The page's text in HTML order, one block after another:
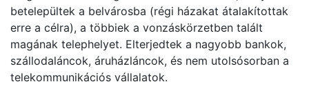
betelepültek a belvárosba (régi házakat átalakítottak
erre a célra), a többiek a vonzáskörzetben talált
magának telephelyet. Elterjedtek a nagyobb bankok,
szállodaláncok, áruházláncok, és nem utolsósorban a
telekommunikációs vállalatok.